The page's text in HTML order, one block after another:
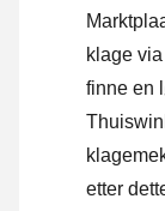
klage
finne en
etter